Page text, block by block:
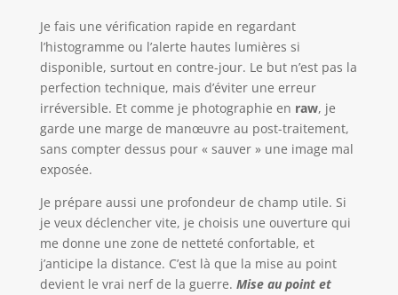
Je fais une vérification rapide en regardant
l’histogramme ou l’alerte hautes lumières si
disponible, surtout en contre-jour. Le but n’est pas la
perfection technique, mais d’éviter une erreur
irréversible. Et comme je photographie en raw, je
garde une marge de manœuvre au post-traitement,
sans compter dessus pour « sauver » une image mal
exposée.
Je prépare aussi une profondeur de champ utile. Si
je veux déclencher vite, je choisis une ouverture qui
me donne une zone de netteté confortable, et
j’anticipe la distance. C’est là que la mise au point
devient le vrai nerf de la guerre. Mise au point et